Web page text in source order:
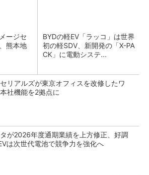
ージセ
熊本地
BYDの軽EV「ラッコ」は世界
初の軽SDV、新開発の「X-PA
CK」に電動システ...
リアルズが東京オフィスを改修したワ
社機能を2拠点に
タが2026年度通期業績を上方修正、好調
は次世代電池で競争力を強化へ